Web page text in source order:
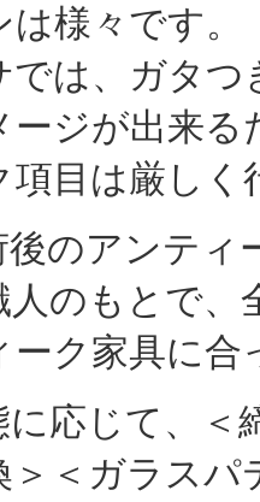
様々です。
では、ガタ
ージが出来
項目は厳し
後のアンテ
人のもとで
ーク家具に
に応じて、＜
＞＜ガラスパ